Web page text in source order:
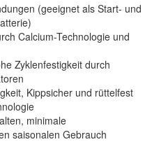
(geeignet als Start- und
Calcium-Technologie und
Zyklenfestigkeit durch
Kippsicher und rüttelfest
minimale
saisonalen Gebrauch